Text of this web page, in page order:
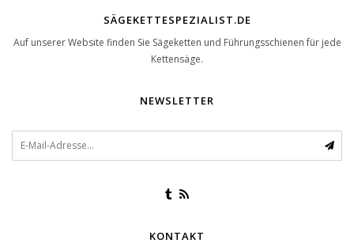
SÄGEKETTESPEZIALIST.DE
Auf unserer Website finden Sie Sägeketten und Führungsschienen für jede
Kettensäge.
NEWSLETTER
KONTAKT